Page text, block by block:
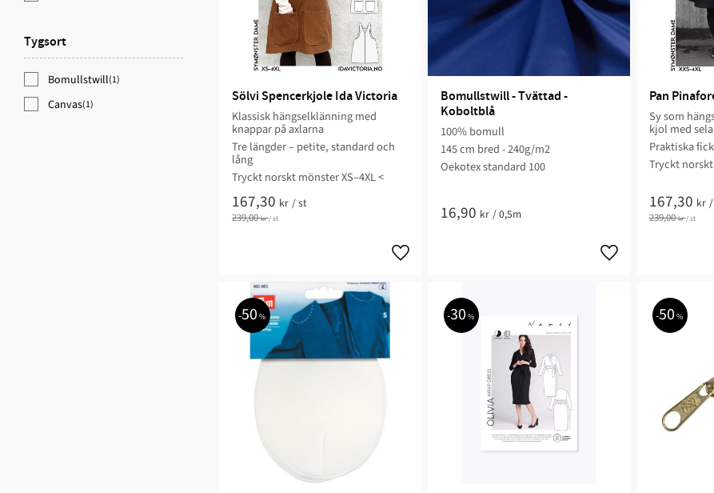
Tygsort
Bomullstwill(1)
Canvas(1)
Sölvi Spencerkjole Ida Victoria
Klassisk hängselklänning med
knappar på axlarna
Tre längder – petite, standard och
lång
Tryckt norskt mönster XS–4XL <
167,30 kr /st
239,00 kr /st
Bomullstwill - Tvättad -
Koboltblå
100% bomull
145 cm bred - 240g/m2
Oekotex standard 100
16,90 kr /0,5m
Pan
Sy som
kjol med
Praktiska
Tryckt norskt
167,30 kr /
239,00 kr /st
50 % 30 % 50 %